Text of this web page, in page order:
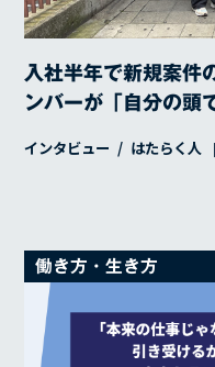
入社半年で新規案件
ンバーが「自分の頭
インタビュー はたらく人
働き方・生き方